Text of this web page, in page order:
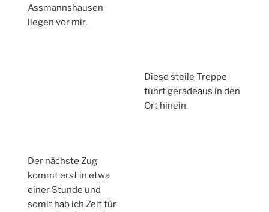
Assmannshausen
liegen vor mir.
Diese steile Treppe
führt geradeaus in den
Ort hinein.
Der nächste Zug
kommt erst in etwa
einer Stunde und
somit hab ich Zeit für